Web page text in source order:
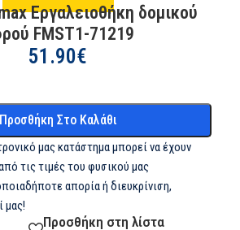
Εργαλειοθήκη δομικού
FMST1-71219
51.90€
Προσθήκη Στο Καλάθι
μας κατάστημα μπορεί να έχουν
τις τιμές του φυσικού μας
απορία ή διευκρίνιση,
μας!
Προσθήκη στη λίστα